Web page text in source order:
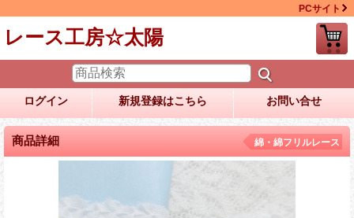
PCサイト
レース工房☆太陽
ログイン 新規登録はこちら お問い合せ
商品詳細 綿・綿フリルレース